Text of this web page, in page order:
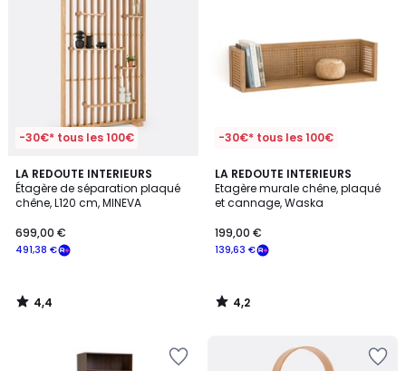
-30€* tous les 100€
LA REDOUTE INTERIEURS
Étagère de séparation plaqué
chêne, L120 cm, MINEVA
491,38 €
699,00 €
4,4
/ 5
4,4
/
-30€* tous les 100€
LA REDOUTE INTERIEURS
Etagère murale chêne, plaqué
et cannage, Waska
139,63 €
199,00 €
4,2
/ 5
4,2
/